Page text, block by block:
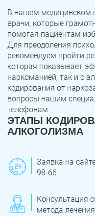
В нашем медицинском
врачи, которые
помогая пациентам
Для преодоления
рекомендуем пройти
которая показывает
наркоманией, так и с
кодирования от
вопросы нашим
телефонам.
ЭТАПЫ
АЛКОГОЛИЗМА
Заявка на
98-66
Консультация
метода лечения